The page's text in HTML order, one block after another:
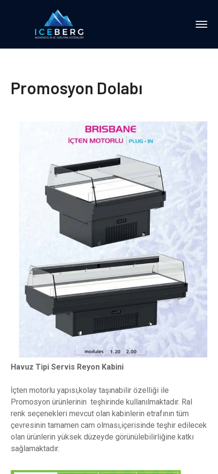
Promosyon Dolabı
Havuz Tipi Servis Reyon Kabini
İçten motorlu yapısı,kolay taşınabilir özelliği ile
Promosyon ürünlerinin teşhirinde kullanılmaktadır. Ral
renk seçenekleri mevcut olan kabinlerin etrafının tüm
çevresinin tamamen cam olması,içerisinde teşhir edilecek
olan ürünlerin yüksek düzeyde görünülebilirliğine katkı
sağlamaktadır.